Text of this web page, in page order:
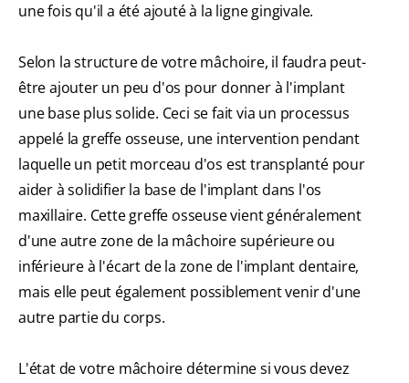
une fois qu'il a été ajouté à la ligne gingivale.
Selon la structure de votre mâchoire, il faudra peut-
être ajouter un peu d'os pour donner à l'implant
une base plus solide. Ceci se fait via un processus
appelé la greffe osseuse, une intervention pendant
laquelle un petit morceau d'os est transplanté pour
aider à solidifier la base de l'implant dans l'os
maxillaire. Cette greffe osseuse vient généralement
d'une autre zone de la mâchoire supérieure ou
inférieure à l'écart de la zone de l'implant dentaire,
mais elle peut également possiblement venir d'une
autre partie du corps.
L'état de votre mâchoire détermine si vous devez